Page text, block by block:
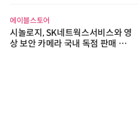
에이블스토어
시놀로지, SK네트웍스서비스와 영
상 보안 카메라 국내 독점 판매 파